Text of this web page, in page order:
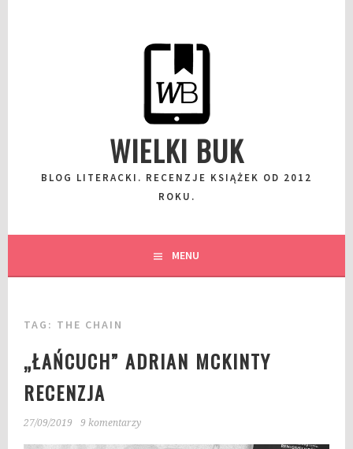
WIELKI BUK
BLOG LITERACKI. RECENZJE KSIĄŻEK OD 2012
ROKU.
MENU
TAG: THE CHAIN
„ŁAŃCUCH” ADRIAN MCKINTY
RECENZJA
27/09/2019 9 komentarzy